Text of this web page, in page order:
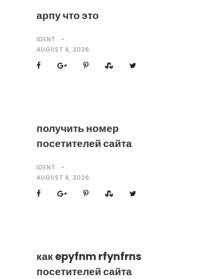
арпу что это
IDENT
AUGUST 8, 2026
получить номер
посетителей сайта
IDENT
AUGUST 8, 2026
как epyfnm rfynfrns
посетителей сайта